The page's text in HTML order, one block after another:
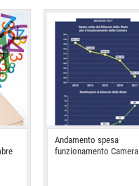
Andamento spesa
funzionamento Camera